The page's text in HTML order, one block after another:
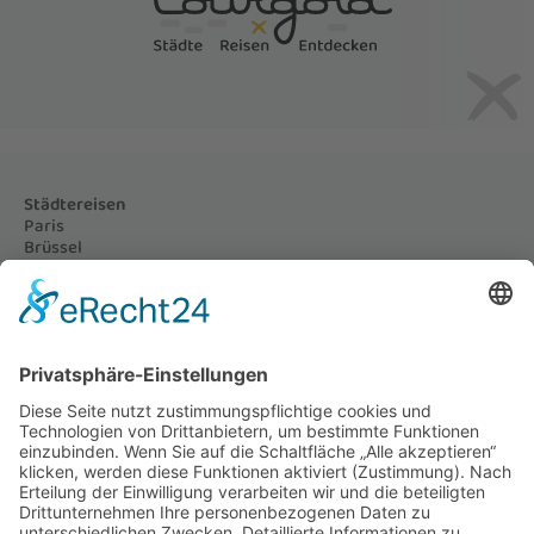
Städtereisen
Paris
Brüssel
Prag
Nizza und Monaco
London
Reiseziele
Paris als Reiseziel
Brüssel als Reiseziel
Prag als Reiseziel
Nizza und Monaco als Reiseziel
London als Reiseziel